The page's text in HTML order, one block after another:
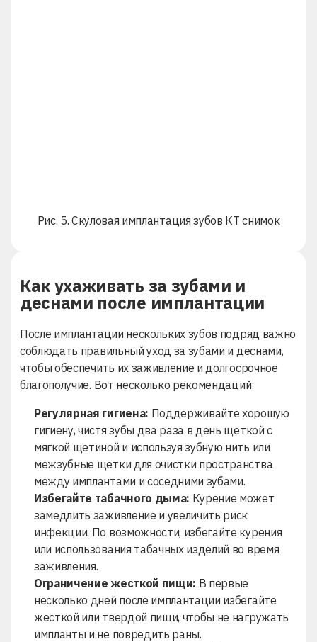
Рис. 5. Скуловая имплантация зубов КТ снимок
Как ухаживать за зубами и
деснами после имплантации
После имплантации нескольких зубов подряд важно
соблюдать правильный уход за зубами и деснами,
чтобы обеспечить их заживление и долгосрочное
благополучие. Вот несколько рекомендаций:
Регулярная гигиена: Поддерживайте хорошую
гигиену, чистя зубы два раза в день щеткой с
мягкой щетиной и используя зубную нить или
межзубные щетки для очистки пространства
между имплантами и соседними зубами.
Избегайте табачного дыма: Курение может
замедлить заживление и увеличить риск
инфекции. По возможности, избегайте курения
или использования табачных изделий во время
заживления.
Ограничение жесткой пищи: В первые
несколько дней после имплантации избегайте
жесткой или твердой пищи, чтобы не нагружать
импланты и не повредить раны.